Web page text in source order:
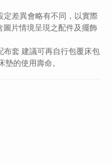
定差異會略有不同，以實際
圖片情境呈現之配件及擺飾
布套 建議可再自行包覆床包
墊的使用壽命。